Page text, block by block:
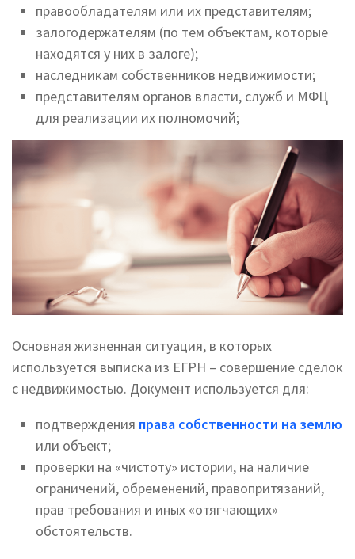
правообладателям или их представителям;
залогодержателям (по тем объектам, которые
находятся у них в залоге);
наследникам собственников недвижимости;
представителям органов власти, служб и МФЦ
для реализации их полномочий;
Основная жизненная ситуация, в которых
используется выписка из ЕГРН – совершение сделок
с недвижимостью. Документ используется для:
подтверждения права собственности на землю
или объект;
проверки на «чистоту» истории, на наличие
ограничений, обременений, правопритязаний,
прав требования и иных «отягчающих»
обстоятельств.